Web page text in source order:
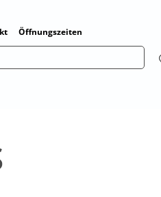
Öffnungszeiten